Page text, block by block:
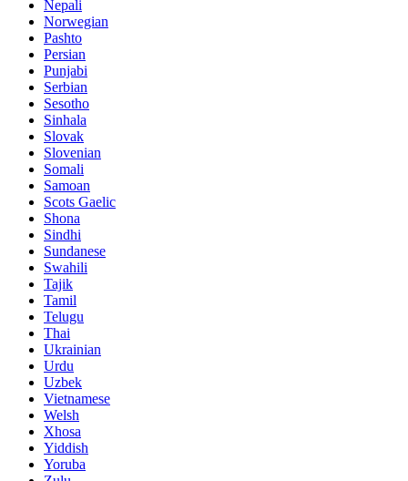
Nepali
Norwegian
Pashto
Persian
Punjabi
Serbian
Sesotho
Sinhala
Slovak
Slovenian
Somali
Samoan
Scots Gaelic
Shona
Sindhi
Sundanese
Swahili
Tajik
Tamil
Telugu
Thai
Ukrainian
Urdu
Uzbek
Vietnamese
Welsh
Xhosa
Yiddish
Yoruba